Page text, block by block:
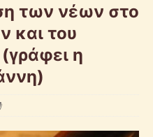
των νέων στο
και του
η